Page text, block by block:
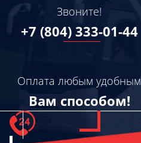
Звоните!
+7 (804) 333-01-44
Оплата любым удобным
Вам способом!